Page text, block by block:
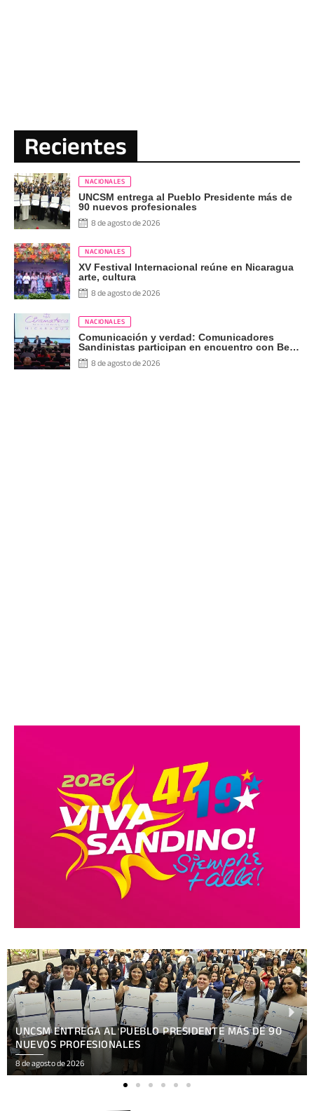
Recientes
NACIONALES
UNCSM entrega al Pueblo Presidente más de
90 nuevos profesionales
8 de agosto de 2026
NACIONALES
XV Festival Internacional reúne en Nicaragua
arte, cultura
8 de agosto de 2026
NACIONALES
Comunicación y verdad: Comunicadores
Sandinistas participan en encuentro con Ben
Norton8 de agosto de 2026
XV FESTIVAL INTERNACIONAL REÚNE EN NICARAGUA
ARTE, CULTURA
8 de agosto de 2026